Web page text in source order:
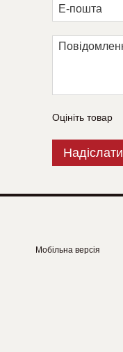
Оцініть товар
Надіслати
Мобільна версія